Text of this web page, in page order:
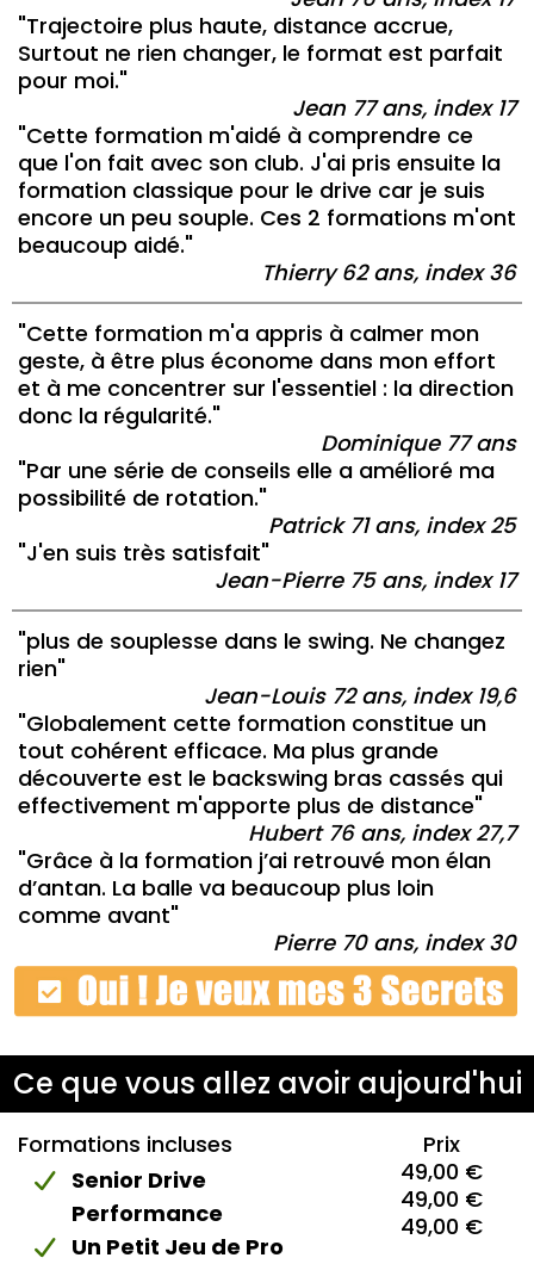
"Trajectoire plus haute, distance accrue,
Surtout ne rien changer, le format est parfait
pour moi."
Jean 77 ans, index 17
"Cette formation m'aidé à comprendre ce
que l'on fait avec son club. J'ai pris ensuite la
formation classique pour le drive car je suis
encore un peu souple. Ces 2 formations m'ont
beaucoup aidé."
Thierry 62 ans, index 36
"Cette formation m'a appris à calmer mon
geste, à être plus économe dans mon effort
et à me concentrer sur l'essentiel : la direction
donc la régularité."
Dominique 77 ans
"Par une série de conseils elle a amélioré ma
possibilité de rotation."
Patrick 71 ans, index 25
"J'en suis très satisfait"
Jean-Pierre 75 ans, index 17
"plus de souplesse dans le swing. Ne changez
rien"
Jean-Louis 72 ans, index 19,6
"Globalement cette formation constitue un
tout cohérent efficace. Ma plus grande
découverte est le backswing bras cassés qui
effectivement m'apporte plus de distance"
Hubert 76 ans, index 27,7
"Grâce à la formation j’ai retrouvé mon élan
d’antan. La balle va beaucoup plus loin
comme avant"
Pierre 70 ans, index 30
Ce que vous allez avoir aujourd'hui
Formations incluses
Senior Drive
Performance
Un Petit Jeu de Pro
Prix
49,00 €
49,00 €
49,00 €